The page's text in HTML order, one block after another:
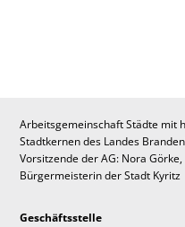
Arbeitsgemeinschaft Städte mit
Stadtkernen des Landes
Vorsitzende der AG: Nora Görke,
Bürgermeisterin der Stadt Kyritz
Geschäftsstelle